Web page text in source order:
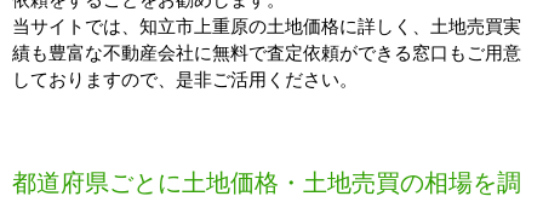
当サイトでは、知立市上重原の土地価格に詳しく、土地売買実
績も豊富な不動産会社に無料で査定依頼ができる窓口もご用意
しておりますので、是非ご活用ください。
都道府県ごとに土地価格・土地売買の相場を調